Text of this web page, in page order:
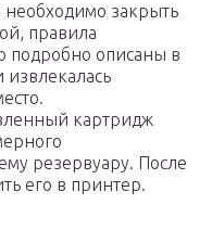
закрыть
правила
подробно описаны в
извлекалась
картридж
резервуару. После
его в принтер.